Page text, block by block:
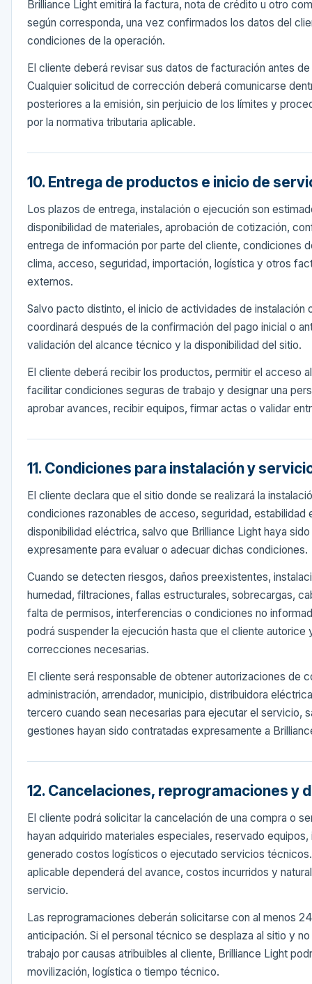
Brilliance Light emitirá la factura, nota de crédito u otro
según corresponda, una vez confirmados los datos del
condiciones de la operación.
El cliente deberá revisar sus datos de facturación antes
Cualquier solicitud de corrección deberá comunicarse
posteriores a la emisión, sin perjuicio de los límites y
por la normativa tributaria aplicable.
10. Entrega de productos e inicio de
Los plazos de entrega, instalación o ejecución son
disponibilidad de materiales, aprobación de cotización,
entrega de información por parte del cliente, condiciones
clima, acceso, seguridad, importación, logística y otros
externos.
Salvo pacto distinto, el inicio de actividades de instalación
coordinará después de la confirmación del pago inicial o
validación del alcance técnico y la disponibilidad del sitio.
El cliente deberá recibir los productos, permitir el acceso
facilitar condiciones seguras de trabajo y designar una
aprobar avances, recibir equipos, firmar actas o validar
11. Condiciones para instalación y
El cliente declara que el sitio donde se realizará la
condiciones razonables de acceso, seguridad, estabilidad
disponibilidad eléctrica, salvo que Brilliance Light haya
expresamente para evaluar o adecuar dichas condiciones.
Cuando se detecten riesgos, daños preexistentes,
humedad, filtraciones, fallas estructurales, sobrecargas,
falta de permisos, interferencias o condiciones no
podrá suspender la ejecución hasta que el cliente autorice
correcciones necesarias.
El cliente será responsable de obtener autorizaciones de
administración, arrendador, municipio, distribuidora
tercero cuando sean necesarias para ejecutar el servicio,
gestiones hayan sido contratadas expresamente a
12. Cancelaciones, reprogramaciones y
El cliente podrá solicitar la cancelación de una compra o
hayan adquirido materiales especiales, reservado equipos,
generado costos logísticos o ejecutado servicios
aplicable dependerá del avance, costos incurridos y
servicio.
Las reprogramaciones deberán solicitarse con al menos
anticipación. Si el personal técnico se desplaza al sitio y
trabajo por causas atribuibles al cliente, Brilliance Light
movilización, logística o tiempo técnico.